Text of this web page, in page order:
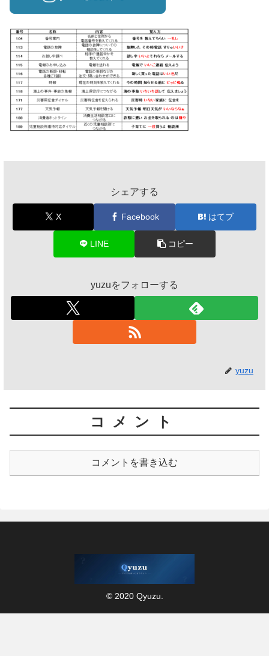
シェアする
X Facebook はてブ
LINE コピー
yuzuをフォローする
yuzu
コメント
コメントを書き込む
© 2020 Qyuzu.